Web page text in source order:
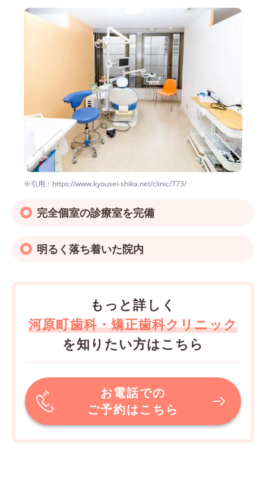
※引用：https://www.kyousei-shika.net/clinic/773/
完全個室の診療室を完備
明るく落ち着いた院内
もっと詳しく
河原町歯科・矯正歯科クリニック
を知りたい方はこちら
お電話での
ご予約はこちら